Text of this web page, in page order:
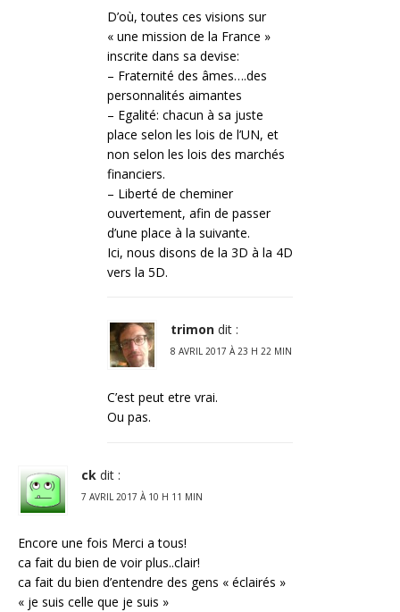
D’où, toutes ces visions sur
« une mission de la France »
inscrite dans sa devise:
– Fraternité des âmes….des
personnalités aimantes
– Egalité: chacun à sa juste
place selon les lois de l’UN, et
non selon les lois des marchés
financiers.
– Liberté de cheminer
ouvertement, afin de passer
d’une place à la suivante.
Ici, nous disons de la 3D à la 4D
vers la 5D.
trimon dit :
8 AVRIL 2017 À 23 H 22 MIN
C’est peut etre vrai.
Ou pas.
ck dit :
7 AVRIL 2017 À 10 H 11 MIN
Encore une fois Merci a tous!
ca fait du bien de voir plus..clair!
ca fait du bien d’entendre des gens « éclairés »
« je suis celle que je suis »